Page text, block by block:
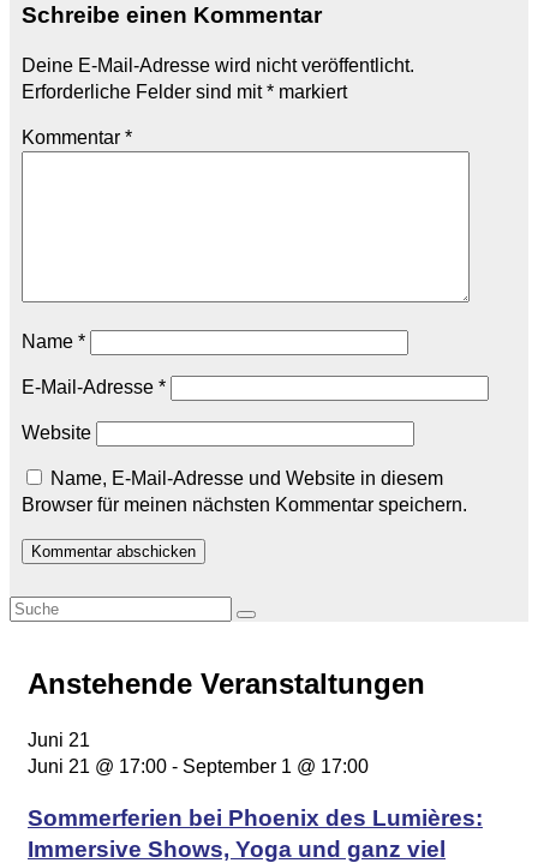
Schreibe einen Kommentar
Deine E-Mail-Adresse wird nicht veröffentlicht.
Erforderliche Felder sind mit* markiert
Kommentar *
Name *
E-Mail-Adresse *
Website
Name, E-Mail-Adresse und Website in diesem
Browser für meinen nächsten Kommentar speichern.
Anstehende Veranstaltungen
Juni 21
Juni 21 @ 17:00 - September 1 @ 17:00
Sommerferien bei Phoenix des Lumières:
Immersive Shows, Yoga und ganz viel